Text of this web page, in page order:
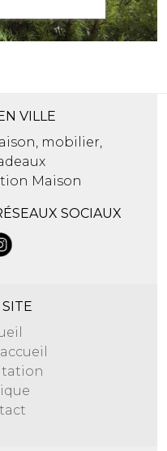
VILLE
mobilier,
Maison
SOCIAUX